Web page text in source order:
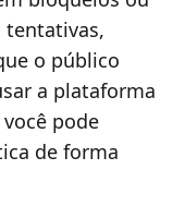
tentativas,
o público
a plataforma
pode
de forma